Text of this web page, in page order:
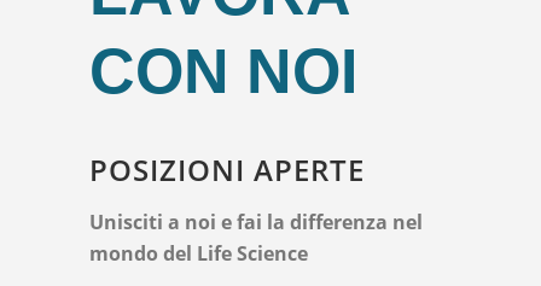
CON NOI
POSIZIONI APERTE
Unisciti a noi e fai la differenza nel
mondo del Life Science